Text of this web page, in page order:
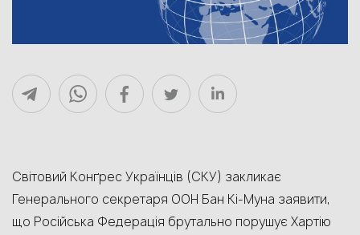
Світовий Конґрес Українців (СКУ) закликає
Генерального секретаря ООН Бан Кі-Муна заявити,
що Російська Федерація брутально порушує Хартію